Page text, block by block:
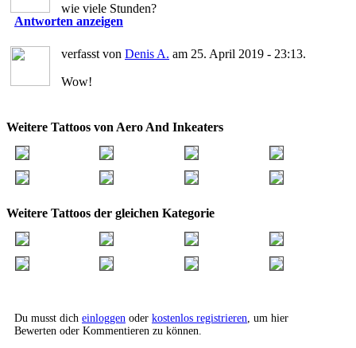
wie viele Stunden?
Antworten anzeigen
verfasst von Denis A. am 25. April 2019 - 23:13.
Wow!
Weitere Tattoos von Aero And Inkeaters
Weitere Tattoos der gleichen Kategorie
Du musst dich einloggen oder kostenlos registrieren , um hier
Bewerten oder Kommentieren zu können.